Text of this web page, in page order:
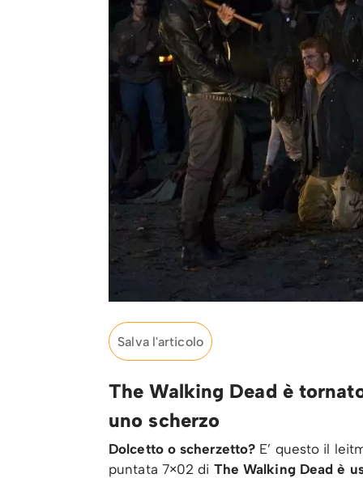
Salva l'articolo
The Walking Dead è
uno scherzo
Dolcetto o scherzetto? E’ questo il
puntata 7×02 di The Walking Dead è